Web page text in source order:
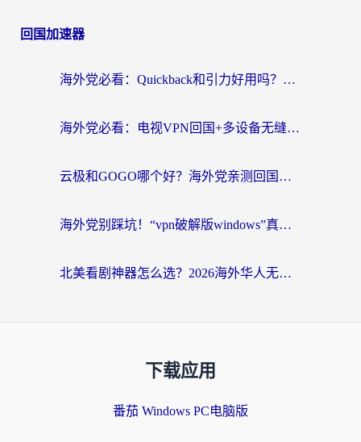
回国加速器
海外党必看：Quickback和引力好用吗？3分钟搞懂回国加速器怎么选
海外党必看：电视VPN回国+多设备无缝访问国内资源的实用指南
云极和GOGO哪个好？海外党亲测回国加速器选择指南（附iOS免费&Windows VPN实用技巧）
海外党别踩坑！“vpn破解版windows”真的能用？教你选对回国加速器无缝刷国内资源
北美看剧神器怎么选？2026海外华人无缝访问国内资源全攻略
下载应用
番茄 Windows PC电脑版